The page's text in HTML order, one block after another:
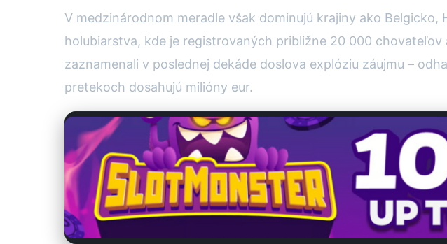
V medzinárodnom meradle však dominujú krajiny ako
holubiarstva, kde je registrovaných približne 20 000
zaznamenali v poslednej dekáde doslova explóziu záujmu –
pretekoch dosahujú milióny eur.